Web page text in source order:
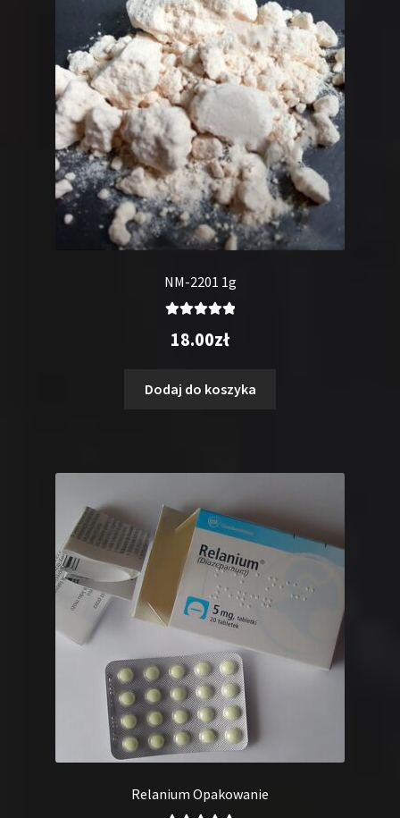
NM-2201 1g
5.00na 5
18.00zł
Dodaj do koszyka
Relanium Opakowanie